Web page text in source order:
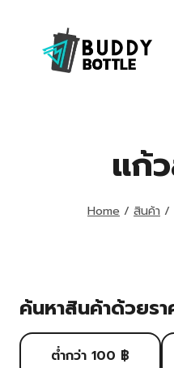
content
แก้
Home / สินค้า /
ค้นหาสินค้าด้วยรา
ต่ำกว่า 100 ฿